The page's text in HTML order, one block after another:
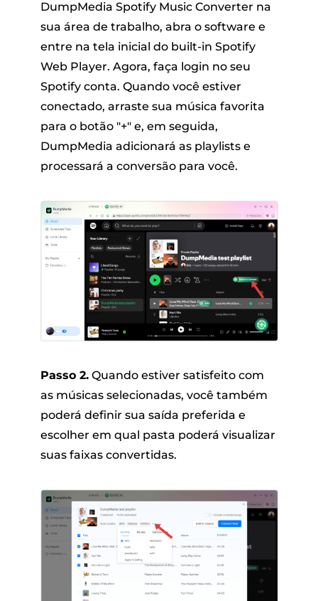
DumpMedia Spotify Music Converter na
sua área de trabalho, abra o software e
entre na tela inicial do built-in Spotify
Web Player. Agora, faça login no seu
Spotify conta. Quando você estiver
conectado, arraste sua música favorita
para o botão "+" e, em seguida,
DumpMedia adicionará as playlists e
processará a conversão para você.
Passo 2.Quando estiver satisfeito com
as músicas selecionadas, você também
poderá definir sua saída preferida e
escolher em qual pasta poderá visualizar
suas faixas convertidas.